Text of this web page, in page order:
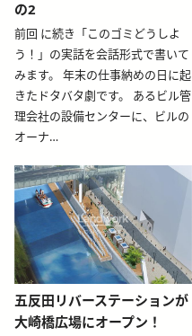
の2
前回 に続き「このゴミどうしよ
う！」の実話を会話形式で書いて
みます。 年末の仕事納めの日に起
きたドタバタ劇です。 あるビル管
理会社の設備センターに、ビルの
オーナ…
blog-relative-card
五反田リバーステーションが
大崎橋広場にオープン！